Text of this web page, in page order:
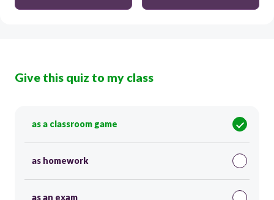
Give this quiz to my class
as a classroom game
as homework
as an exam